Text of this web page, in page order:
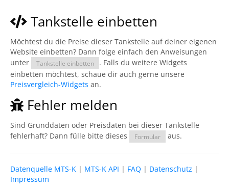
Tankstelle einbetten
Möchtest du die Preise dieser Tankstelle auf deiner eigenen
Website einbetten? Dann folge einfach den Anweisungen
unter
Tankstelle einbetten
. Falls du weitere Widgets
einbetten möchtest, schaue dir auch gerne unsere
Preisvergleich-Widgets an.
Fehler melden
Sind Grunddaten oder Preisdaten bei dieser Tankstelle
fehlerhaft? Dann fülle bitte dieses
Formular aus.
Datenquelle MTS-K | MTS-K API | FAQ | Datenschutz |
Impressum